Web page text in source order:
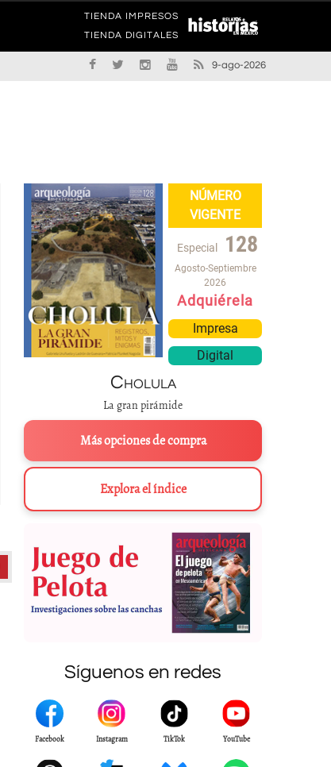
TIENDA IMPRESOS
TIENDA DIGITALES
9-ago-2026
Mujeres otomíes que hilan ixtle mientras caminan. Huixquilucan,
NÚMERO
VIGENTE
Especial 128
Agosto-Septiembre
2026
Adquiérela
Impresa
Digital
Cholula
La gran pirámide
Más opciones de compra
Explora el índice
Síguenos en redes
Facebook Instagram TikTok YouTube